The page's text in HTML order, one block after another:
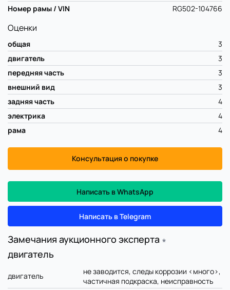
Номер рамы / VIN
RG502-104766
Оценки
общая
3
двигатель
3
передняя часть
3
внешний вид
3
задняя часть
4
электрика
4
рама
4
Консультация о покупке
Написать в WhatsApp
Написать в Telegram
Замечания аукционного эксперта ∗
двигатель
двигатель
не заводится, следы коррозии <много>,
частичная подкраска, неисправность